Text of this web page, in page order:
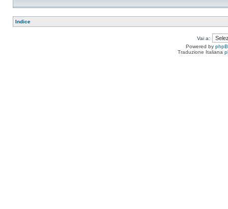
Indice
Vai a:
Powered by
Traduzione Italiana